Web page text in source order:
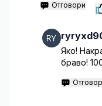
Отговори
Яко!
браво!